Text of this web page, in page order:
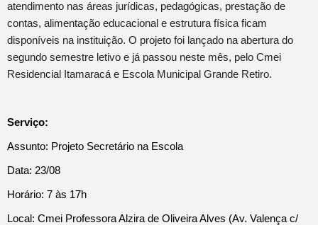
atendimento nas áreas jurídicas, pedagógicas, prestação de
contas, alimentação educacional e estrutura física ficam
disponíveis na instituição. O projeto foi lançado na abertura do
segundo semestre letivo e já passou neste mês, pelo Cmei
Residencial Itamaracá e Escola Municipal Grande Retiro.
Serviço:
Assunto: Projeto Secretário na Escola
Data: 23/08
Horário: 7 às 17h
Local: Cmei Professora Alzira de Oliveira Alves (Av. Valença c/